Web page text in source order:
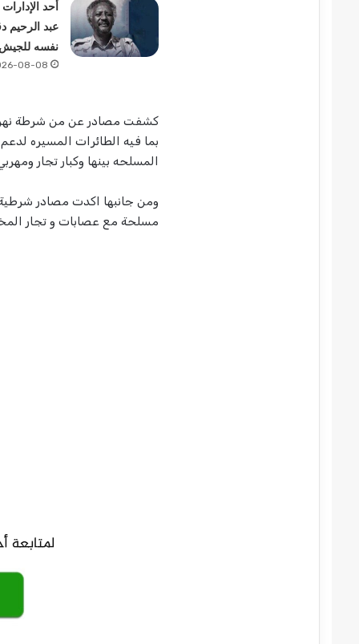
أحد
عبد الرحيم
نفسه
08-08
كشفت مصادر عن من شرطة نهر
بما فيه الطائرات المسيره
المسلحه بينها وكبار تجار
ومن جانبها اكدت مصادر
مسلحة مع عصابات و تجار